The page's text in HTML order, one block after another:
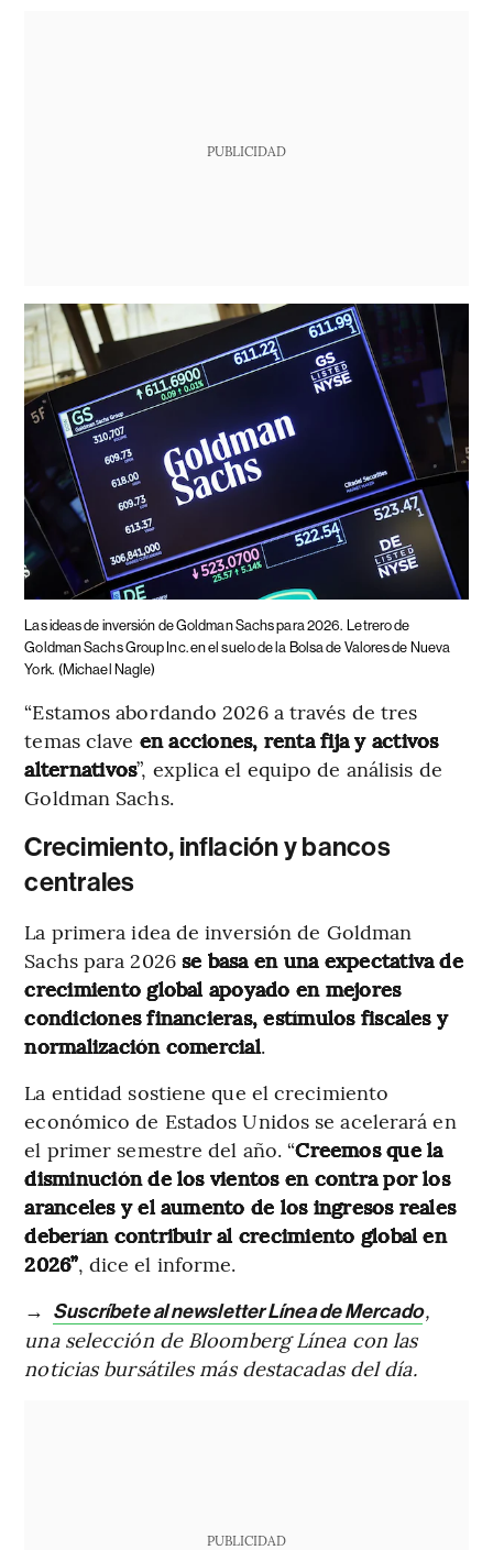
PUBLICIDAD
Las ideas de inversión de Goldman Sachs para 2026. Letrero de
Goldman Sachs Group Inc. en el suelo de la Bolsa de Valores de Nueva
York. (Michael Nagle)
“Estamos abordando 2026 a través de tres
temas clave en acciones, renta fija y activos
alternativos”, explica el equipo de análisis de
Goldman Sachs.
Crecimiento, inflación y bancos
centrales
La primera idea de inversión de Goldman
Sachs para 2026 se basa en una expectativa de
crecimiento global apoyado en mejores
condiciones financieras, estímulos fiscales y
normalización comercial.
La entidad sostiene que el crecimiento
económico de Estados Unidos se acelerará en
el primer semestre del año. “Creemos que la
disminución de los vientos en contra por los
aranceles y el aumento de los ingresos reales
deberían contribuir al crecimiento global en
2026”, dice el informe.
→ Suscríbete al newsletter Línea de Mercado,
una selección de Bloomberg Línea con las
noticias bursátiles más destacadas del día.
PUBLICIDAD